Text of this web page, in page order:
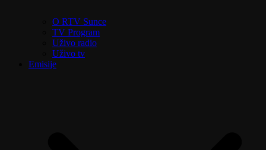
O RTV Sunce
TV Program
Uživo radio
Uživo tv
Emisije